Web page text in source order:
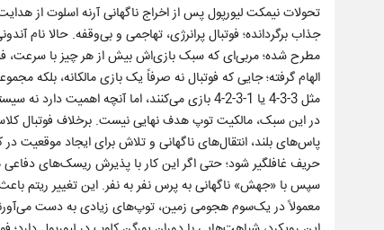
تحولات نیمکت لیورپول پس از اخراج ناگهانی آرنه اسلوت از
جذاب برگردانده؛ فوتبال پرانرژی، تهاجمی و بی‌وقفه. حالا نام
مطرح شده؛ مربی‌ای که سبک بازی‌اش بیش از هر چیز با سرعت،
الهام گرفته؛ جایی که فوتبال نه صرفاً یک بازی مالکانه، بلکه
مثل 3-3-4 یا 1-3-2-4 بازی می‌کنند، اما آنچه اهمیت دارد نه سیستم، بلکه شدت اجرای آن است؛ فشاری مداوم برای بازپس‌گیری توپ و انتقال سریع به حمله.
در این سبک، مالکیت توپ هدف نهایی نیست. برخلاف فوتبال
پاس‌های بلند، انتقال‌های ناگهانی و تلاش برای ایجاد
حریف غافلگیر شود؛ حتی اگر این کار با پذیرش ریسک‌های دفاعی
سپس با «جهش» ناگهانی به پرس نفر به نفر. این تغییر ریتم
معمولاً در یک‌سوم هجومی زمین، توپ‌های زیادی به دست